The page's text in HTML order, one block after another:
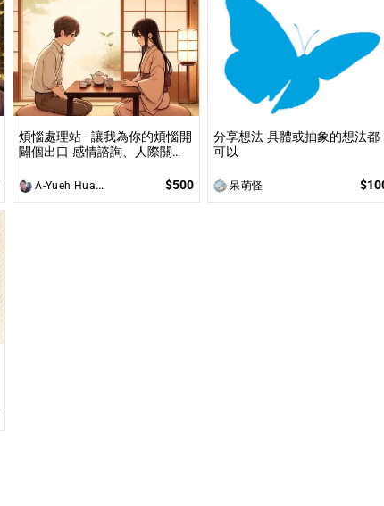
煩惱處理站 - 讓我為你的煩惱開
闢個出口 感情諮詢、人際關
方面都可以談
A-Yueh Huang $500
分享想法 具體或抽象的想法都
可以
呆萌怪